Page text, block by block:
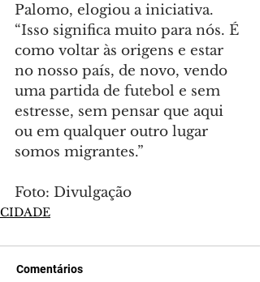
Palomo, elogiou a iniciativa.
“Isso significa muito para nós. É
como voltar às origens e estar
no nosso país, de novo, vendo
uma partida de futebol e sem
estresse, sem pensar que aqui
ou em qualquer outro lugar
somos migrantes.”
Foto: Divulgação
CIDADE
Comentários